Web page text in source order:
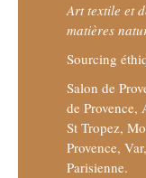
Art textile et
matières
Sourcing
Salon de
de Provence,
St Tropez,
Provence,
Parisienne.